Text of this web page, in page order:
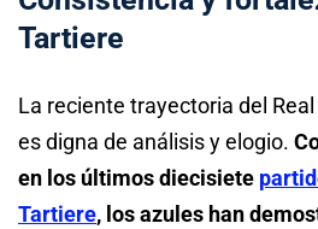
Tartiere
La reciente trayectoria del
es digna de análisis y elogio.
en los últimos diecisiete
Tartiere, los azules han